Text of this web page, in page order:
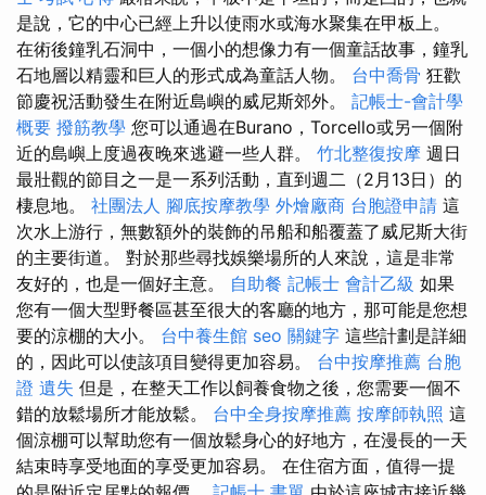
是說，它的中心已經上升以使雨水或海水聚集在甲板上。
在術後鐘乳石洞中，一個小的想像力有一個童話故事，鐘乳
石地層以精靈和巨人的形式成為童話人物。 台中喬骨 狂歡
節慶祝活動發生在附近島嶼的威尼斯郊外。 記帳士-會計學
概要 撥筋教學 您可以通過在Burano，Torcello或另一個附
近的島嶼上度過夜晚來逃避一些人群。 竹北整復按摩 週日
最壯觀的節目之一是一系列活動，直到週二（2月13日）的
棲息地。 社團法人 腳底按摩教學 外燴廠商 台胞證申請 這
次水上游行，無數額外的裝飾的吊船和船覆蓋了威尼斯大街
的主要街道。 對於那些尋找娛樂場所的人來說，這是非常
友好的，也是一個好主意。 自助餐 記帳士 會計乙級 如果
您有一個大型野餐區甚至很大的客廳的地方，那可能是您想
要的涼棚的大小。 台中養生館 seo 關鍵字 這些計劃是詳細
的，因此可以使該項目變得更加容易。 台中按摩推薦 台胞
證 遺失 但是，在整天工作以飼養食物之後，您需要一個不
錯的放鬆場所才能放鬆。 台中全身按摩推薦 按摩師執照 這
個涼棚可以幫助您有一個放鬆身心的好地方，在漫長的一天
結束時享受地面的享受更加容易。 在住宿方面，值得一提